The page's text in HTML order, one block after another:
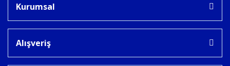
Kurumsal
Alışveriş